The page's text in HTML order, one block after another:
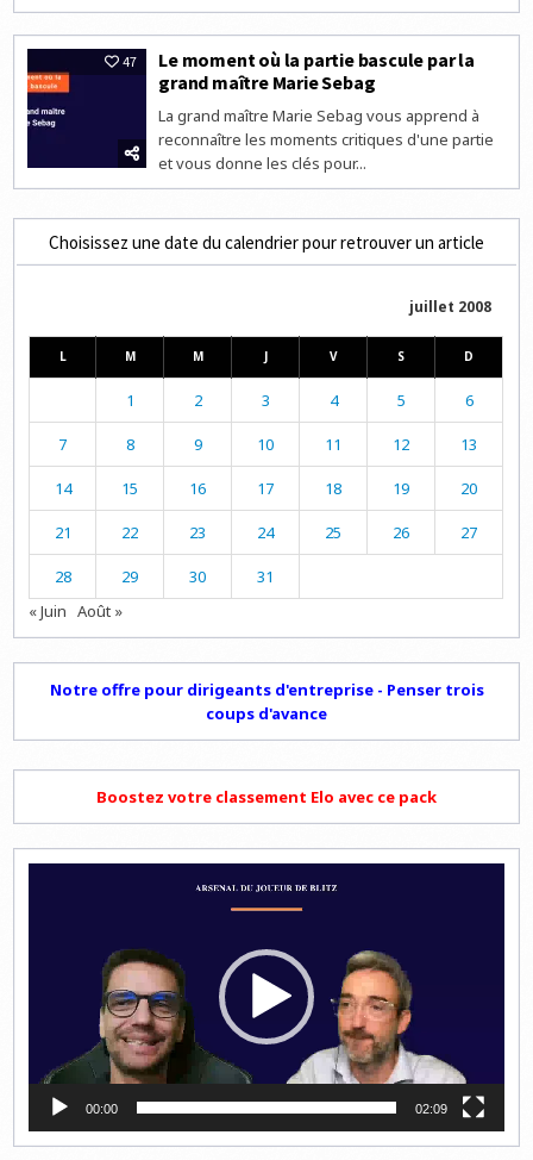
47
Le moment où la partie bascule par la
grand maître Marie Sebag
La grand maître Marie Sebag vous apprend à
reconnaître les moments critiques d'une partie
et vous donne les clés pour...
Choisissez une date du calendrier pour retrouver un article
juillet 2008
L M M J V S D
1 2 3 4 5 6
7 8 9 10 11 12 13
14 15 16 17 18 19 20
21 22 23 24 25 26 27
28 29 30
31
« Juin Août »
Notre offre pour dirigeants d'entreprise - Penser trois
coups d'avance
Boostez votre classement Elo avec ce pack
00:00 02:09